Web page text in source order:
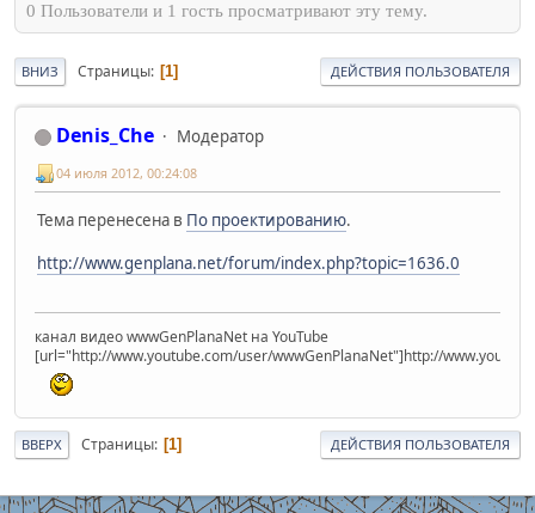
0 Пользователи и 1 гость просматривают эту тему.
ВНИЗ Страницы 1 ДЕЙСТВИЯ ПОЛЬЗОВАТЕЛЯ
Denis_Che Модератор
04 июля 2012, 00:24:08
Тема перенесена в По проектированию.
http://www.genplana.net/forum/index.php?topic=1636.0
канал видео wwwGenPlanaNet на YouTube
[url="http://www.youtube.com/user/wwwGenPlanaNet"]http://
ВВЕРХ Страницы 1 ДЕЙСТВИЯ ПОЛЬЗОВАТЕЛЯ